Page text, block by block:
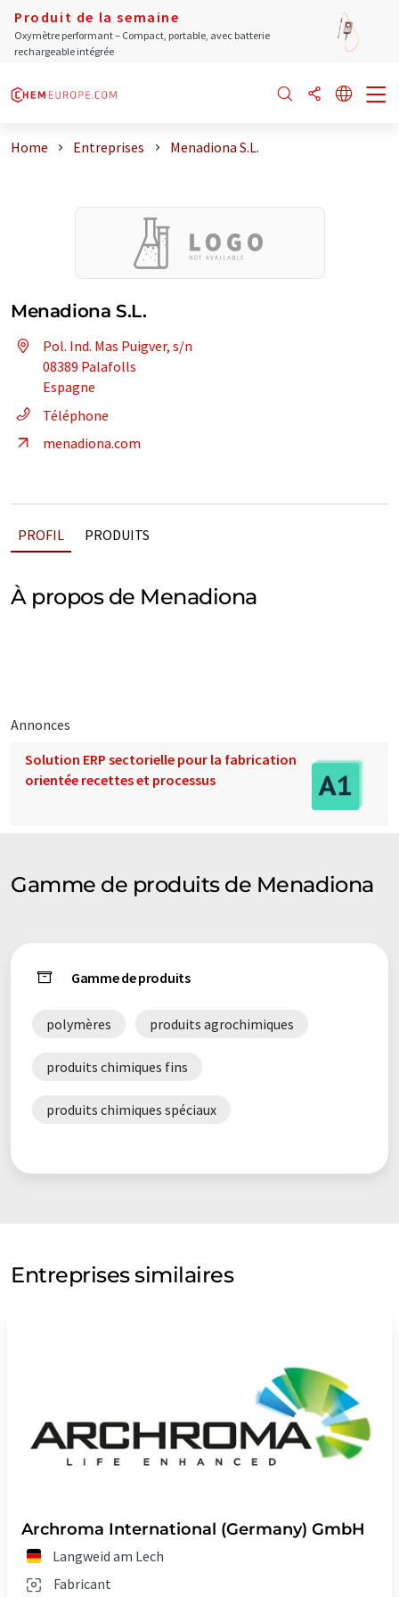
Produit de la semaine
Oxymètre performant – Compact, portable, avec batterie
rechargeable intégrée
Home Entreprises Menadiona S.L.
Menadiona S.L.
Pol. Ind. Mas Puigver, s/n
08389 Palafolls
Espagne
Téléphone
menadiona.com
PROFIL PRODUITS
À propos de Menadiona
Annonces
Solution ERP sectorielle pour la fabrication
orientée recettes et processus
Gamme de produits de Menadiona
Gamme de produits
polymères produits agrochimiques
produits chimiques fins
produits chimiques spéciaux
Entreprises similaires
Archroma International (Germany) GmbH
Langweid am Lech
Fabricant